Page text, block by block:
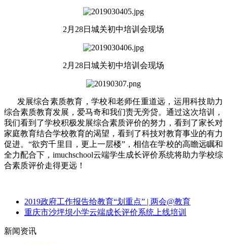
2月28日城关初中培训会现场
2月28日城关初中培训会现场
发展综合素质教育，学校和老师任重道远，运用科技助力
综合素质教育发展，爱马奇和我们责无旁贷。通过这次培训，
我们看到了学校积极发展综合素质评价的努力，看到了家长对
家庭教育结合学校教育的渴望，看到了科技对教育事业的有力
促进。“欲穷千里目，更上一层楼”，相信在学校的高瞻远瞩和
全力配合下，imuchschool云端学生成长评价系统将助力学校综
合素质评价走得更远！
2019政府工作报告给教育“划重点” | 两会@教育
重庆市沙坪坝小学云端成长评价系统上线培训
新闻资讯